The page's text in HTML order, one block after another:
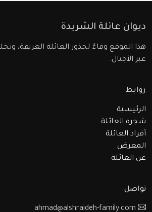
ديوان عائلة الشريدة
هذا الموقع وفاءً لجذور العائلة العريقة،
عبر الأجيال.
روابط
الرئيسية
شجرة العائلة
أفراد العائلة
المعرض
عن العائلة
تواصل